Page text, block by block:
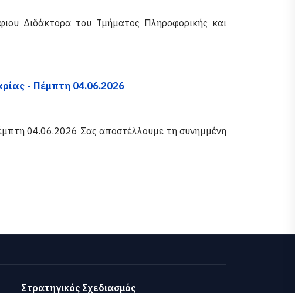
Διδάκτορα του Τμήματος Πληροφορικής και
- Πέμπτη 04.06.2026
04.06.2026 Σας αποστέλλουμε τη συνημμένη
Στρατηγικός Σχεδιασμός